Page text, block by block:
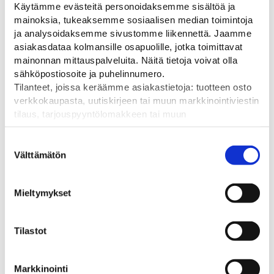
Käytämme evästeitä personoidaksemme sisältöä ja
mainoksia, tukeaksemme sosiaalisen median toimintoja
ja analysoidaksemme sivustomme liikennettä. Jaamme
asiakasdataa kolmansille osapuolille, jotka toimittavat
mainonnan mittauspalveluita. Näitä tietoja voivat olla
sähköpostiosoite ja puhelinnumero.
Tilanteet, joissa keräämme asiakastietoja: tuotteen osto
verkkokaupasta, uutiskirjeen tai muun markkinointiviestin
tilaus, tarjouspyyntölomakkeen tai muun
yhteydenottolomakkeen lähettäminen, käyttäjätilin
pyydetään erillinen suostumus tiedon käyttämiseen
markkinoinnissa. Hyväksymällä mainontaevästeet,
mainonnan mittaamista varten.
valinta
Välttämätön
Mieltymykset
Tilastot
Markkinointi
kuumasinkitty teräs
Ominaisuus
Laipallinen
Väri
Keltainen/musta
Tutustu myös